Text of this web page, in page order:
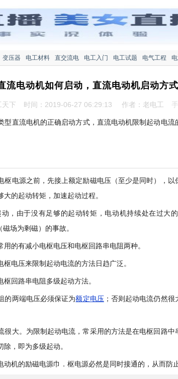
变压器 电工材料 直交流电 电工入门 电工试题 电气工程
流电动机如何启动，直流电动机启动方式
天下 时间：2019-06-27 06:29:13 作者：老电工
型直流电机的正确启动方式，直流电动机限制起动电流
枢电源之前，先接上额定励磁电压（至少是同时），以
大的起动转矩，加速起动过程。
，由于没有足够的起动转矩，电动机持续处在过大
场为剩磁）的事故。
的有减小电枢电压和电枢回路串电阻两种。
电压来限制起动电流的方法日趋广泛。
回路串电阻多级起动方法。
的两端电压必须保证为额定电压；否则起动电流仍然很
很大。为限制起动电流，常采用的方法是在电枢回路
，即为多级起动。
机的励磁电源巾．枢电源必然是同时接通的，从而防止